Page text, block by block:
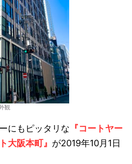
観
にもピッタリな 『コートヤー
大阪本町』 が2019年10月1日